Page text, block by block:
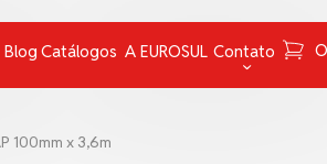
Graxas
Blog Catálogos A EUROSUL Contato
100mm x 3,6m